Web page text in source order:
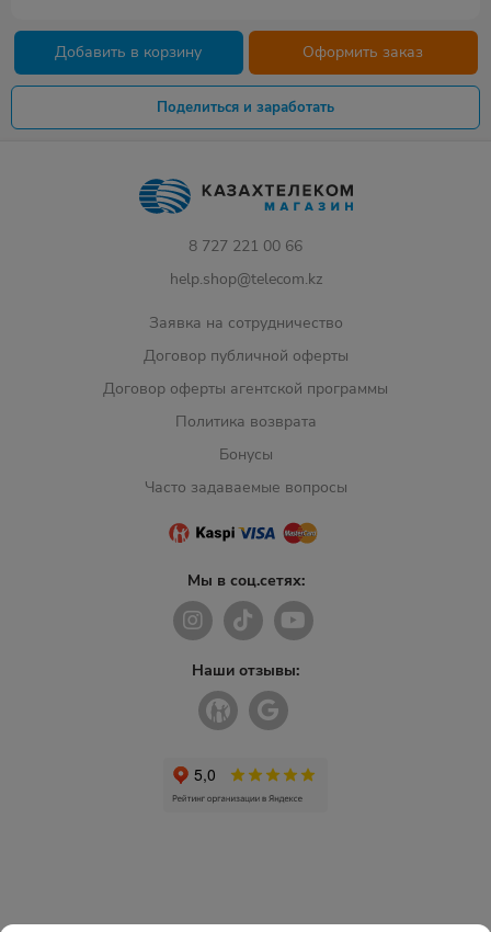
Добавить в корзину Оформить заказ
Поделиться и заработать
8 727 221 00 66
help.shop@telecom.kz
Заявка на сотрудничество
Договор публичной оферты
Договор оферты агентской программы
Политика возврата
Бонусы
Часто задаваемые вопросы
Мы в соц.сетях:
Наши отзывы: